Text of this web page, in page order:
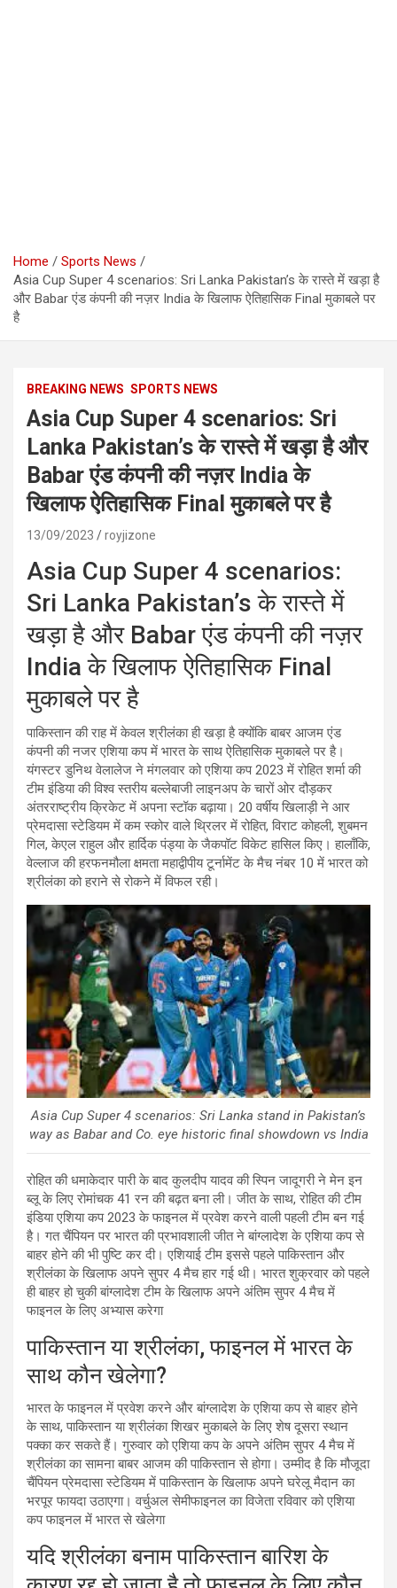
Home
Sports News
Asia Cup Super 4 scenarios: Sri Lanka Pakistan’s के रास्ते में खड़ा है
और Babar एंड कंपनी की नज़र India के खिलाफ ऐतिहासिक Final मुकाबले पर
है
BREAKING NEWS SPORTS NEWS
Asia Cup Super 4 scenarios: Sri
Lanka Pakistan’s के रास्ते में खड़ा है और
Babar एंड कंपनी की नज़र India के
खिलाफ ऐतिहासिक Final मुकाबले पर है
13/09/2023 royjizone
Asia Cup Super 4 scenarios:
Sri Lanka Pakistan’s के रास्ते में
खड़ा है और Babar एंड कंपनी की नज़र
India के खिलाफ ऐतिहासिक Final
मुकाबले पर है
पाकिस्तान की राह में केवल श्रीलंका ही खड़ा है क्योंकि बाबर आजम एंड
कंपनी की नजर एशिया कप में भारत के साथ ऐतिहासिक मुकाबले पर है।
यंगस्टर डुनिथ वेलालेज ने मंगलवार को एशिया कप 2023 में रोहित शर्मा की
टीम इंडिया की विश्व स्तरीय बल्लेबाजी लाइनअप के चारों ओर दौड़कर
अंतरराष्ट्रीय क्रिकेट में अपना स्टॉक बढ़ाया। 20 वर्षीय खिलाड़ी ने आर
प्रेमदासा स्टेडियम में कम स्कोर वाले थ्रिलर में रोहित, विराट कोहली, शुबमन
गिल, केएल राहुल और हार्दिक पंड्या के जैकपॉट विकेट हासिल किए। हालाँकि,
वेल्लाज की हरफनमौला क्षमता महाद्वीपीय टूर्नामेंट के मैच नंबर 10 में भारत को
श्रीलंका को हराने से रोकने में विफल रही।
Asia Cup Super 4 scenarios: Sri Lanka stand in Pakistan’s
way as Babar and Co. eye historic final showdown vs India
रोहित की धमाकेदार पारी के बाद कुलदीप यादव की स्पिन जादूगरी ने मेन इन
ब्लू के लिए रोमांचक 41 रन की बढ़त बना ली। जीत के साथ, रोहित की टीम
इंडिया एशिया कप 2023 के फाइनल में प्रवेश करने वाली पहली टीम बन गई
है। गत चैंपियन पर भारत की प्रभावशाली जीत ने बांग्लादेश के एशिया कप से
बाहर होने की भी पुष्टि कर दी। एशियाई टीम इससे पहले पाकिस्तान और
श्रीलंका के खिलाफ अपने सुपर 4 मैच हार गई थी। भारत शुक्रवार को पहले
ही बाहर हो चुकी बांग्लादेश टीम के खिलाफ अपने अंतिम सुपर 4 मैच में
फाइनल के लिए अभ्यास करेगा
पाकिस्तान या श्रीलंका, फाइनल में भारत के
साथ कौन खेलेगा?
भारत के फाइनल में प्रवेश करने और बांग्लादेश के एशिया कप से बाहर होने
के साथ, पाकिस्तान या श्रीलंका शिखर मुकाबले के लिए शेष दूसरा स्थान
पक्का कर सकते हैं। गुरुवार को एशिया कप के अपने अंतिम सुपर 4 मैच में
श्रीलंका का सामना बाबर आजम की पाकिस्तान से होगा। उम्मीद है कि मौजूदा
चैंपियन प्रेमदासा स्टेडियम में पाकिस्तान के खिलाफ अपने घरेलू मैदान का
भरपूर फायदा उठाएगा। वर्चुअल सेमीफाइनल का विजेता रविवार को एशिया
कप फाइनल में भारत से खेलेगा
यदि श्रीलंका बनाम पाकिस्तान बारिश के